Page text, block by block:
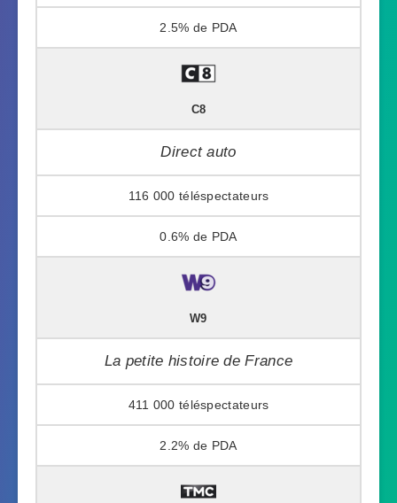
2.5%
C8
Direct auto
116 000
0.6%
W9
La petite histoire de France
411 000
2.2%